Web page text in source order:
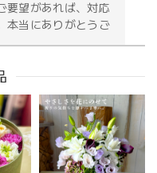
要望があれば、対応
本当にありがとうご
お供え花アレンジメント「紫香の祈り」｜春彼岸・お盆・命日・法事の供花